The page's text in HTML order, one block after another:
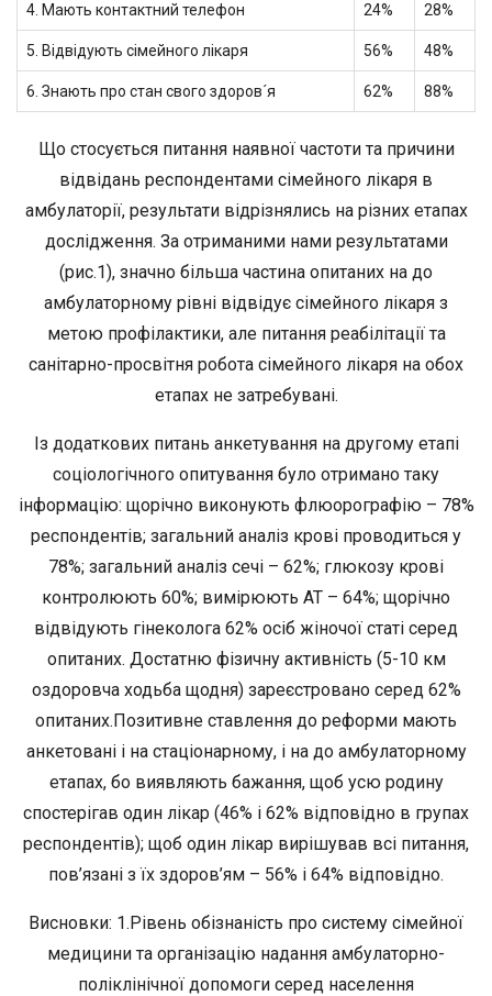
4. Мають контактний телефон 24% 28%
5. Відвідують сімейного лікаря 56% 48%
6. Знають про стан свого здоров´я 62% 88%
Що стосується питання наявної частоти та причини
відвідань респондентами сімейного лікаря в
амбулаторії, результати відрізнялись на різних етапах
дослідження. За отриманими нами результатами
(рис.1), значно більша частина опитаних на до
амбулаторному рівні відвідує сімейного лікаря з
метою профілактики, але питання реабілітації та
санітарно-просвітня робота сімейного лікаря на обох
етапах не затребувані.
Із додаткових питань анкетування на другому етапі
соціологічного опитування було отримано таку
інформацію: щорічно виконують флюорографію – 78%
респондентів; загальний аналіз крові проводиться у
78%; загальний аналіз сечі – 62%; глюкозу крові
контролюють 60%; вимірюють АТ – 64%; щорічно
відвідують гінеколога 62% осіб жіночої статі серед
опитаних. Достатню фізичну активність (5-10 км
оздоровча ходьба щодня) зареєстровано серед 62%
опитаних.Позитивне ставлення до реформи мають
анкетовані і на стаціонарному, і на до амбулаторному
етапах, бо виявляють бажання, щоб усю родину
спостерігав один лікар (46% і 62% відповідно в групах
респондентів); щоб один лікар вирішував всі питання,
пов’язані з їх здоров’ям – 56% і 64% відповідно.
Висновки: 1.Рівень обізнаність про систему сімейної
медицини та організацію надання амбулаторно-
поліклінічної допомоги серед населення